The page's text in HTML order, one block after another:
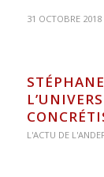
31 OCTOBRE 2018
L'ACTU DE